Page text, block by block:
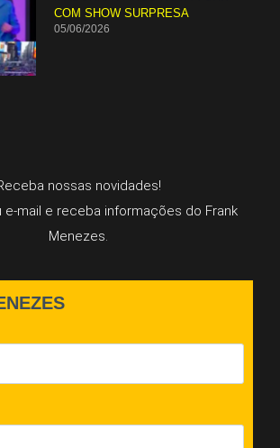
COM SHOW SURPRESA
05/06/2026
nossas novidades!
e-mail e receba informações do Frank
Menezes.